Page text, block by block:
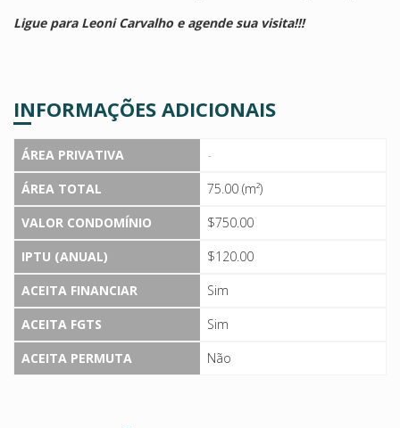
Ligue para Leoni Carvalho e agende sua visita!!!
INFORMAÇÕES ADICIONAIS
ÁREA PRIVATIVA -
ÁREA TOTAL
75.00 (m²)
VALOR CONDOMÍNIO
$750.00
IPTU (ANUAL)
$120.00
ACEITA FINANCIAR
Sim
ACEITA FGTS
Sim
ACEITA PERMUTA
Não